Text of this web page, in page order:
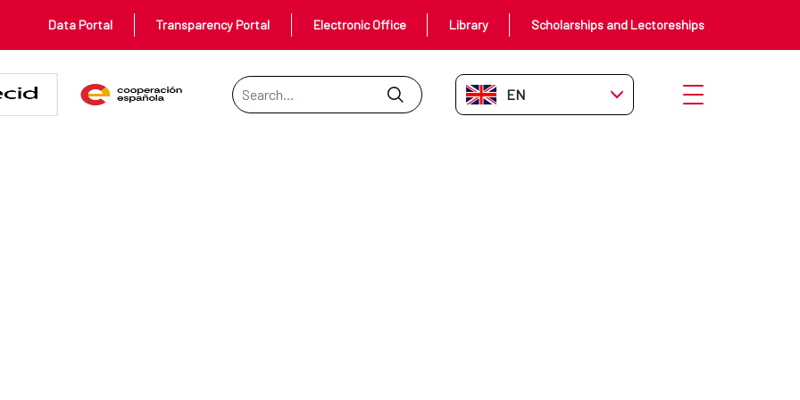
Data Portal Transparency Portal Electronic Office Library Scholarships and Lectoreships
Search Bar
EN-GB Open menu